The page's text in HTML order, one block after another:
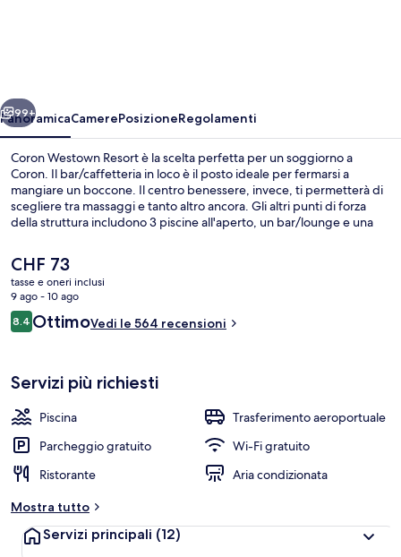
Avanti
99+
PanoramicaCamerePosizioneRegolamenti
Coron Westown Resort è la scelta perfetta per un soggiorno a
Coron. Il bar/caffetteria in loco è il posto ideale per fermarsi a
mangiare un boccone. Il centro benessere, invece, ti permetterà di
scegliere tra massaggi e tanto altro ancora. Gli altri punti di forza
della struttura includono 3 piscine all'aperto, un bar/lounge e una
gentile della struttura.
Il
prezzo
attuale
è
CHF 73
CHF 73
tasse e oneri inclusi
9 ago - 10 ago
Recensioni
8.48.4 su 10
OttimoVedi le 564 recensioni
Servizi più richiesti
Piscina
Trasferimento aeroportuale
Parcheggio gratuito
Wi-Fi gratuito
Ristorante
Aria condizionata
Mostra tutto
Servizi principali (12)